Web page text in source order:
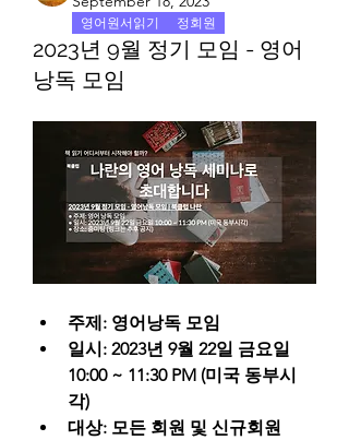
영어원서읽기 정회원
2023년 9월 정기 모임 - 영어
낭독 모임
주제: 영어낭독 모임
일시: 2023년 9월 22일 금요일
10:00 ~ 11:30 PM (미국 동부시
각)
대상: 모든 회원 및 신규회원